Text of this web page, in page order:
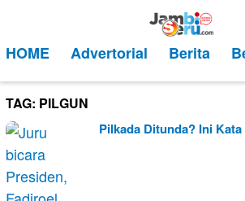
kontenMobile
HOME Advertorial Berita
TAG: PILGUN
Pilkada Ditunda? Ini Kata